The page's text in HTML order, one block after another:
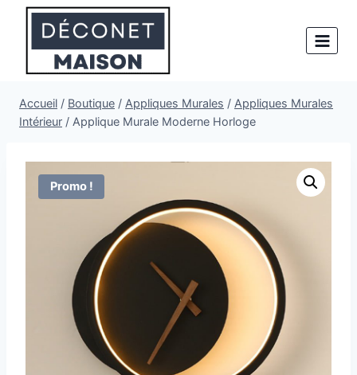
Aller
contenu
Accueil / Boutique / Appliques Murales / Appliques Murales
Intérieur / Applique Murale Moderne Horloge
Promo !